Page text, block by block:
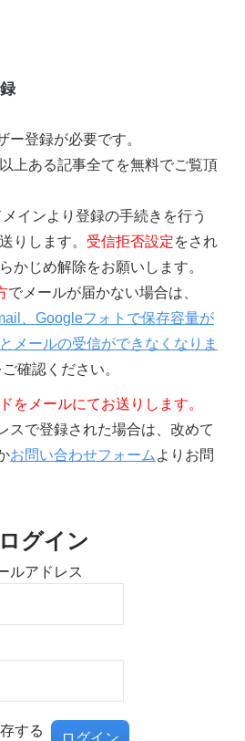
ー登録が必要です。
上ある記事全てを無料でご覧頂
インより登録の手続きを行う
りします。 受信拒否設定をされ
かじめ解除をお願いします。
でメールが届かない場合は、
、Googleフォトで保存容量が
メールの受信ができなくなりま
確認ください。
をメールにてお送りします。
スで登録された場合は、改めて
お問い合わせフォーム よりお問
グイン
ルアドレス
する